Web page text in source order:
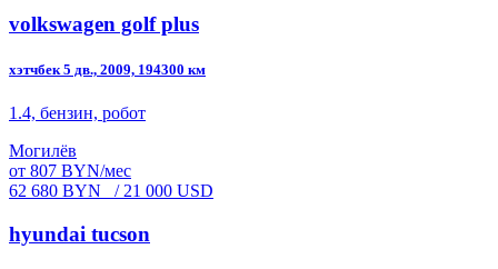
volkswagen golf plus
хэтчбек 5 дв., 2009, 194300 км
1.4, бензин, робот
Могилёв
от 807 BYN/мес
62 680 BYN
/ 21 000 USD
hyundai tucson